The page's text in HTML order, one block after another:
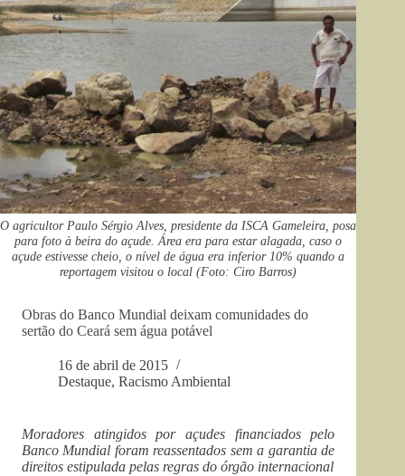
O agricultor Paulo Sérgio Alves, presidente da ISCA Gameleira, posa
para foto à beira do açude. Área era para estar alagada, caso o
açude estivesse cheio, o nível de água era inferior 10% quando a
reportagem visitou o local (Foto: Ciro Barros)
Obras do Banco Mundial deixam comunidades do
sertão do Ceará sem água potável
16 de abril de 2015
Destaque, Racismo Ambiental
Moradores atingidos por açudes financiados pelo
Banco Mundial foram reassentados sem a garantia de
direitos estipulada pelas regras do órgão internacional